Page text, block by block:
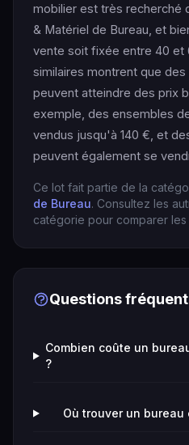
mobilier est très recherché
& Matériel de Bureau, et
vente soit fixée entre 40 et
similaires montrent que
peuvent atteindre des prix
exemple, des ensembles
vendus jusqu'à 140 €, et
peuvent également se
Ce lot fait partie de la
de Bureau. Consultez les
catégorie pour comparer les
Questions
Combien coûte un
?
Où trouver un bureau